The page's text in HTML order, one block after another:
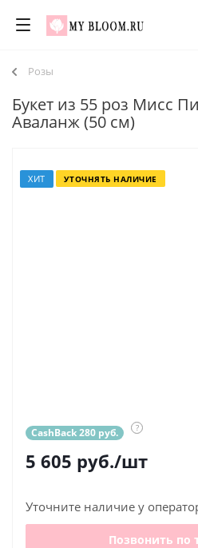
Розы
Букет из 55 роз Мисс
Аваланж (50 см)
ХИТ УТОЧНЯТЬ НАЛИЧИЕ
CashBack 280 руб. ?
5 605 руб./шт
Уточните наличие у
Позвонить по